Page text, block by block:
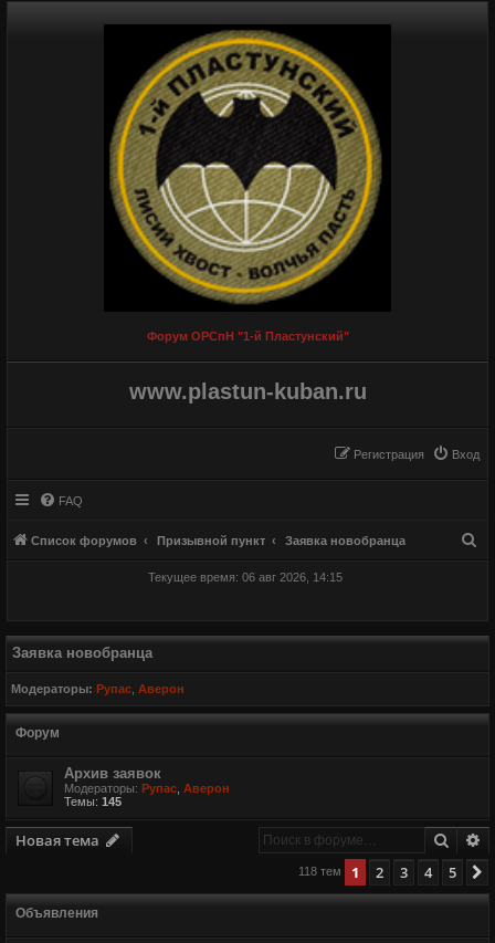
Форум ОРСпН "1-й Пластунский"
www.plastun-kuban.ru
Вход
Регистрация
FAQ
Список форумов Призывной пункт Заявка новобранца
Текущее время: 06 авг 2026, 14:15
Заявка новобранца
Модераторы: Рупас ,Аверон
Форум
Архив заявок
Модераторы: Рупас Аверон
Темы: 145
Новая тема Поиск
118 тем 1 2 3 4 5
Объявления